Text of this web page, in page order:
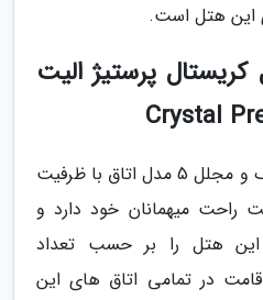
این هتل است.
پرستیژ الیت
در حال حاضر این هتل شیک و مجلل 5 مدل اتاق با ظرفیت
راحت میهمانان خود دارد و
این هتل را بر حسب تعداد
در تمامی اتاق های این